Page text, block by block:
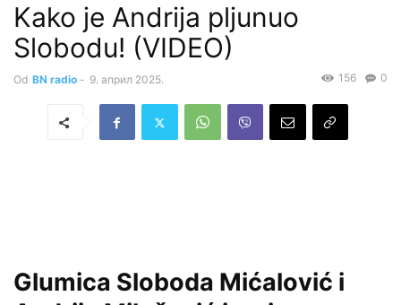
Kako je Andrija pljunuo
Slobodu! (VIDEO)
Od BN radio - 9. април 2025. 0
156
Glumica Sloboda Mićalović i